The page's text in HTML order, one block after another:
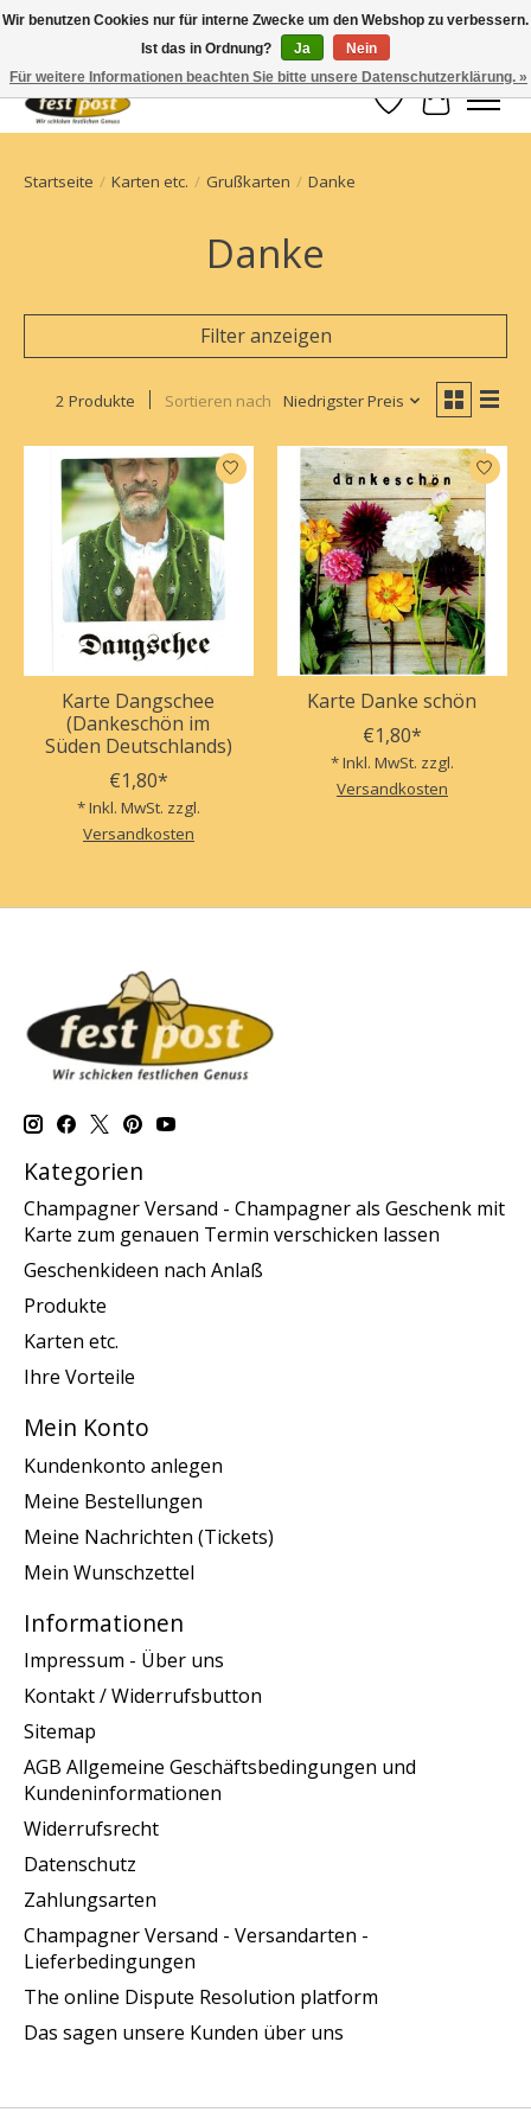
Champagner einfach geschickt
Wunschzettel
Ihr
Startseite / Karten etc. / Grußkarten / Danke
Danke
Filter anzeigen
2 Produkte Sortieren nach Niedrigster Preis
Karte Dangschee
(Dankeschön im
Süden Deutschlands)
€1,80*
* Inkl. MwSt. zzgl.
Versandkosten
Karte Danke schön
€1,80*
* Inkl. MwSt. zzgl.
Versandkosten
Kategorien
Champagner Versand - Champagner als Geschenk mit
Karte zum genauen Termin verschicken lassen
Geschenkideen nach Anlaß
Produkte
Karten etc.
Ihre Vorteile
Mein Konto
Kundenkonto anlegen
Meine Bestellungen
Meine Nachrichten (Tickets)
Mein Wunschzettel
Informationen
Impressum - Über uns
Kontakt / Widerrufsbutton
Sitemap
AGB Allgemeine Geschäftsbedingungen und
Kundeninformationen
Widerrufsrecht
Datenschutz
Zahlungsarten
Champagner Versand - Versandarten -
Lieferbedingungen
The online Dispute Resolution platform
Das sagen unsere Kunden über uns
Wir benutzen Cookies nur für interne Zwecke um den Webshop zu verbessern.
Ist das in Ordnung?
Ja
Nein
Für weitere Informationen beachten Sie bitte unsere Datenschutzerklärung. »